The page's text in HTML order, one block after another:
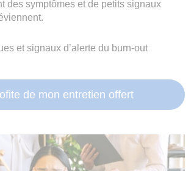
des symptômes et de petits signaux
et signaux d’alerte du burn-out
de mon entretien offert